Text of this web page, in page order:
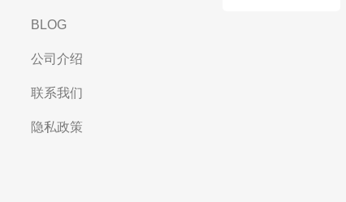
BLOG
公司介绍
联系我们
隐私政策